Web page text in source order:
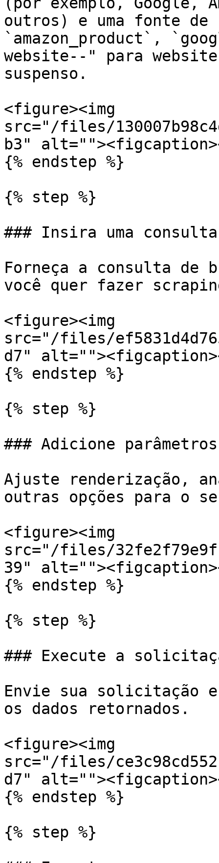
outros) e uma fonte de
`amazon_product`,
website--" para
suspenso.
<figure><img
src="/files/
b3"
{% endstep %}
{% step %}
### Insira uma consulta
Forneça a consulta de
você quer fazer
<figure><img
src="/files/
d7"
{% endstep %}
{% step %}
### Adicione
Ajuste renderização,
outras opções para o
<figure><img
src="/files/
39"
{% endstep %}
{% step %}
### Execute a
Envie sua solicitação
os dados retornados.
<figure><img
src="/files/
d7"
{% endstep %}
{% step %}